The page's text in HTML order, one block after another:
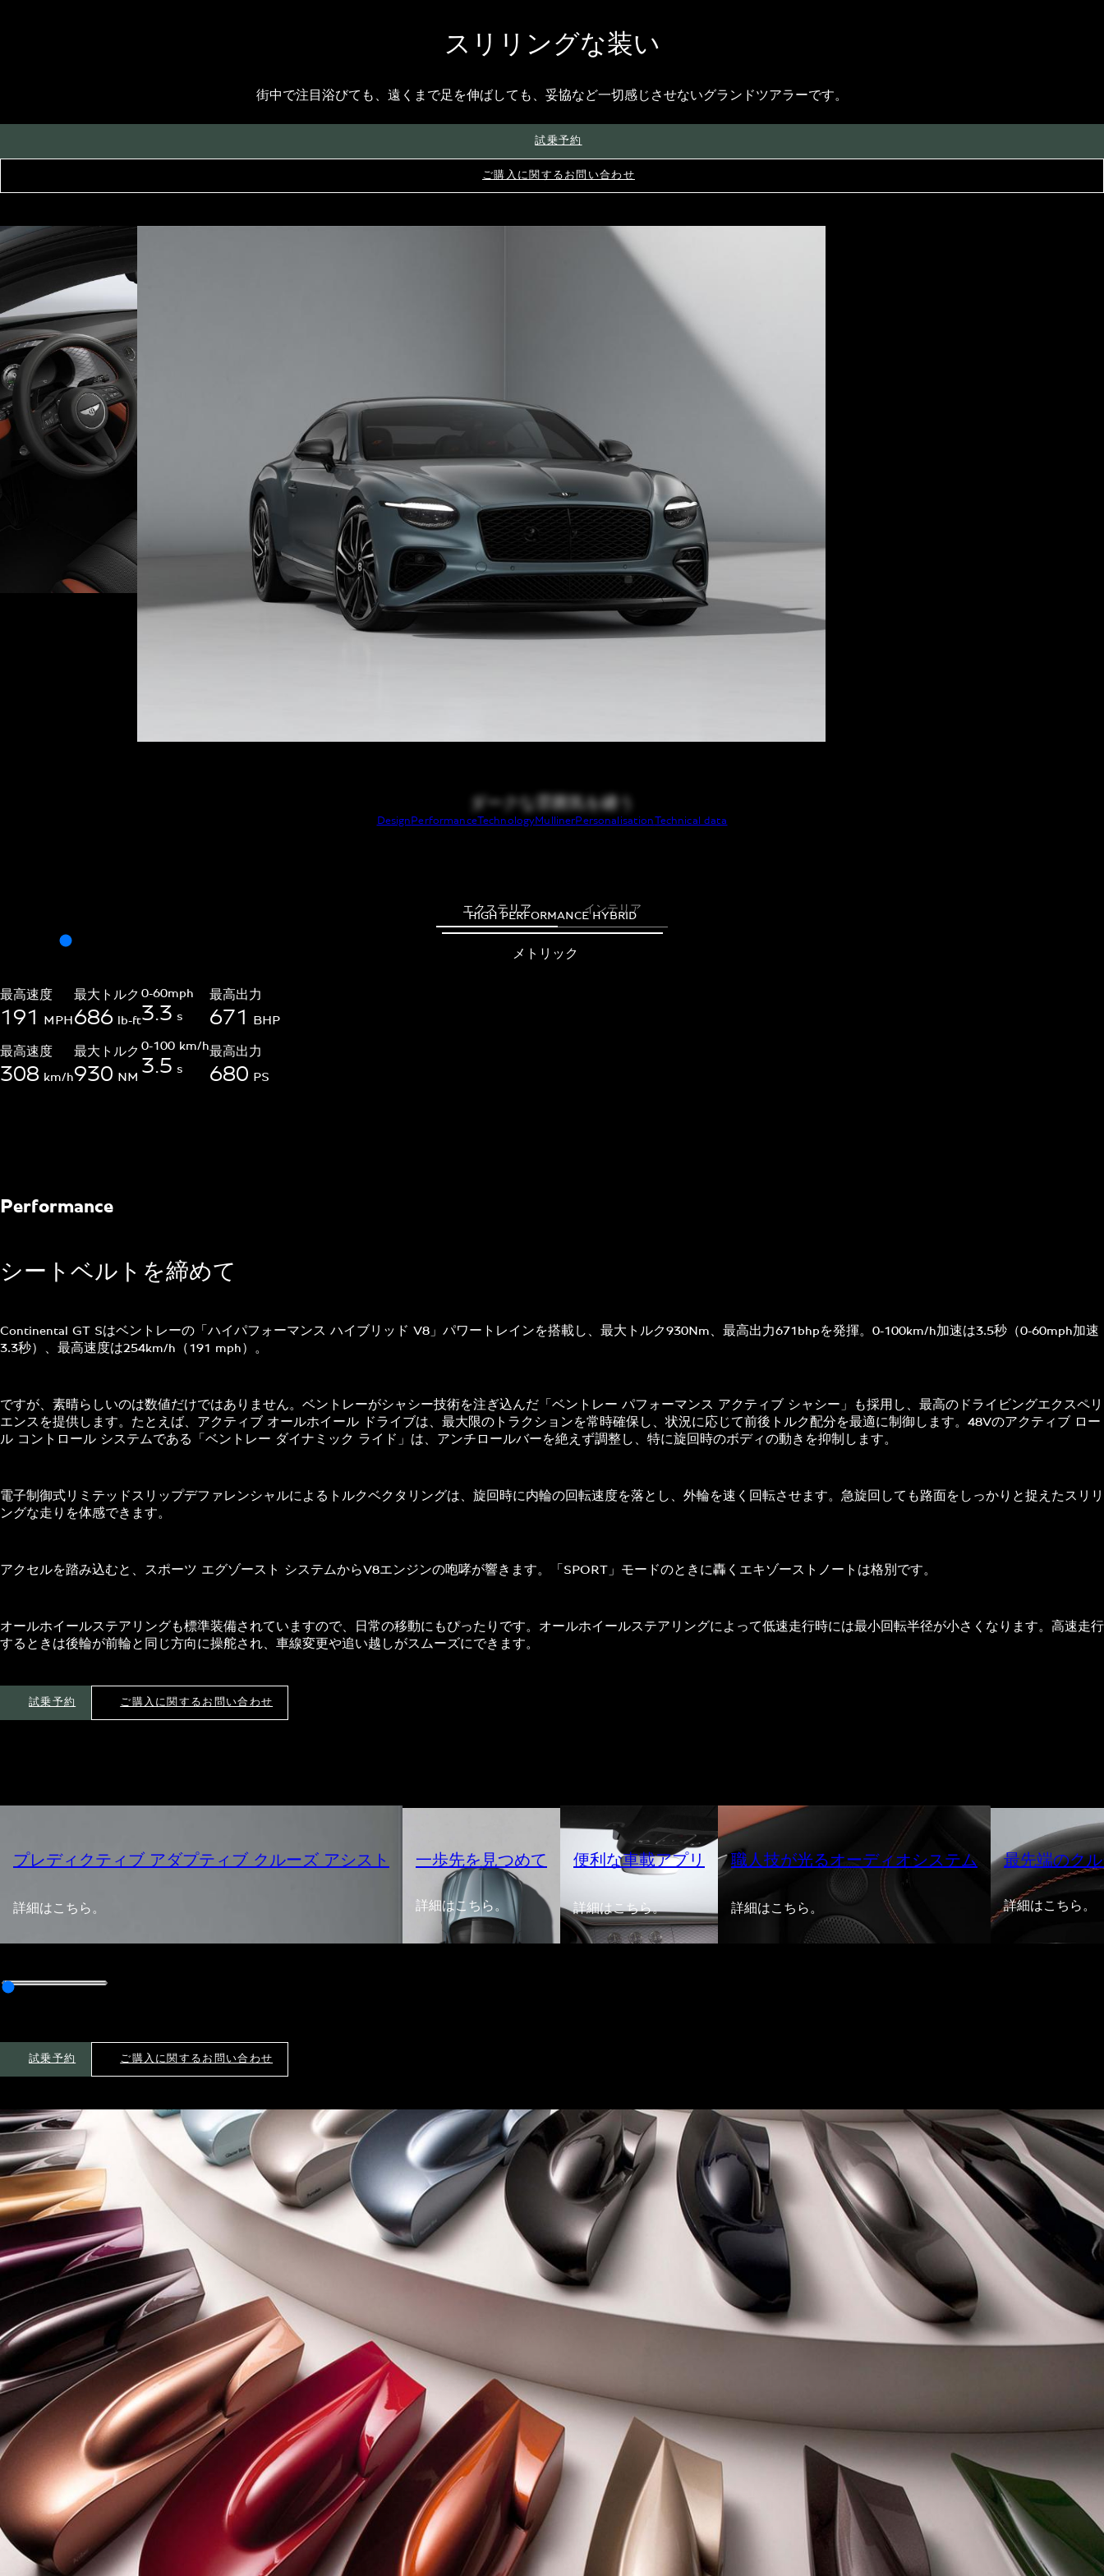
スリリングな装い
街中で注目浴びても、遠くまで足を伸ばしても、妥協など一切感じさせないグランドツアラーです。
試乗予約
ご購入に関するお問い合わせ
DesignPerformanceTechnologyMullinerPersonalisationTechnical data
ダークな雰囲気を纏う
エクステリア インテリア
HIGH PERFORMANCE HYBRID
メトリック
最高速度
191 MPH
最高速度
308 km/h
最大トルク
686 lb-ft
最大トルク
930 NM
0-60mph
3.3 s
0-100 km/h
3.5 s
最高出力
671 BHP
最高出力
680 PS
Performance
シートベルトを締めて
Continental GT Sはベントレーの「ハイパフォーマンス ハイブリッド V8」パワートレインを搭載し、最大トルク930Nm、最高出力671bhpを発揮。0-100km/h加速は3.5秒（0-60mph加速
3.3秒）、最高速度は254km/h（191 mph）。
ですが、素晴らしいのは数値だけではありません。ベントレーがシャシー技術を注ぎ込んだ「ベントレー パフォーマンス アクティブ シャシー」も採用し、最高のドライビングエクスペリ
エンスを提供します。たとえば、アクティブ オールホイール ドライブは、最大限のトラクションを常時確保し、状況に応じて前後トルク配分を最適に制御します。48Vのアクティブ ロー
ル コントロール システムである「ベントレー ダイナミック ライド」は、アンチロールバーを絶えず調整し、特に旋回時のボディの動きを抑制します。
電子制御式リミテッドスリップデファレンシャルによるトルクベクタリングは、旋回時に内輪の回転速度を落とし、外輪を速く回転させます。急旋回しても路面をしっかりと捉えたスリリ
ングな走りを体感できます。
アクセルを踏み込むと、スポーツ エグゾースト システムからV8エンジンの咆哮が響きます。「SPORT」モードのときに轟くエキゾーストノートは格別です。
オールホイールステアリングも標準装備されていますので、日常の移動にもぴったりです。オールホイールステアリングによって低速走行時には最小回転半径が小さくなります。高速走行
するときは後輪が前輪と同じ方向に操舵され、車線変更や追い越しがスムーズにできます。
試乗予約 ご購入に関するお問い合わせ
プレディクティブ アダプティブ クルーズ アシスト
詳細はこちら。
一歩先を見つめて
詳細はこちら。
便利な車載アプリ
詳細はこちら。
職人技が光るオーディオシステム
詳細はこちら。
最先端のク
詳細はこちら。
試乗予約 ご購入に関するお問い合わせ